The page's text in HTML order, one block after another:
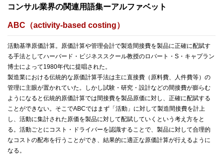
コンサル業界の関連用語集ーアルファベット
ABC（activity-based costing）
活動基準原価計算。原価計算や管理会計で製造間接費を製品に正確に配賦す
る手法としてハーバード・ビジネススクール教授のロバート・S・キャプラン
博士によって1980年代に提唱された。
製造業における伝統的な原価計算手法は主に直接費（原料費、人件費等）の
管理に主眼が置かれていた。しかし試験・研究・設計などの間接費が膨らむ
ようになると伝統的原価計算では間接費を製品原価に対し、正確に配賦する
ことができない。そこでABCではまず「活動」に対して製造間接費を計上
し、活動に集計された原価を製品に対して配賦していくという考え方をと
る。活動ごとにコスト・ドライバーを認識することで、製品に対して合理的
なコストの配布を行うことができ、結果的に適正な原価計算が行えるように
なる。